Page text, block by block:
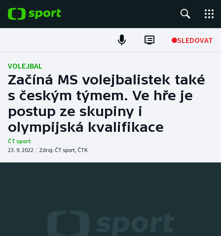
SLEDOVAT
Fotbal
Hokej
Tenis
Atletika
VOLEJBAL
Začíná MS volejbalistek také
s českým týmem. Ve hře je
postup ze skupiny i
olympijská kvalifikace
ČT sport
23. 9. 2022 | Zdroj: ČT sport, ČTK